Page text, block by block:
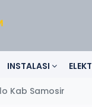
INSTALASI
Kab Samosir